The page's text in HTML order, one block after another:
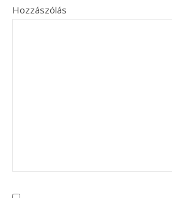
Hozzászólás